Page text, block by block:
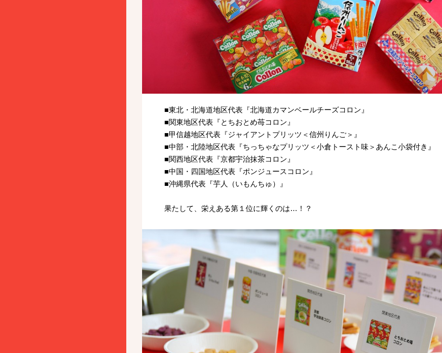
■東北・北海道地区代表『北海道カマンベールチーズコロン』
■関東地区代表『とちおとめ苺コロン』
■甲信越地区代表『ジャイアントプリッツ＜信州りんご＞』
■中部・北陸地区代表『ちっちゃなプリッツ＜小倉トースト味＞あんこ小袋付き』
■関西地区代表『京都宇治抹茶コロン』
■中国・四国地区代表『ポンジュースコロン』
■沖縄県代表『芋人（いもんちゅ）』
果たして、栄えある第１位に輝くのは…！？